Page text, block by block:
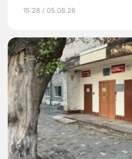
15:28 / 05.08.26